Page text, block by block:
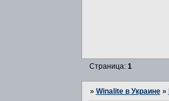
Страница: 1
» Winalite в Украине »